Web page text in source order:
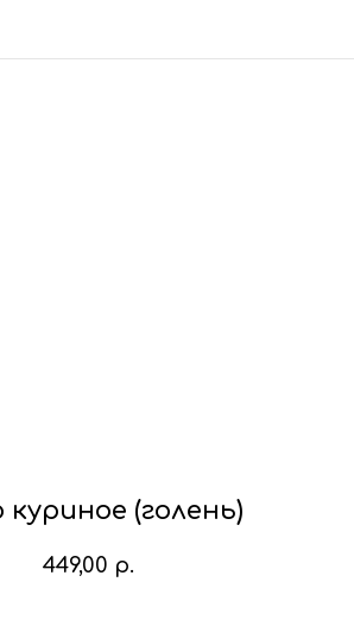
куриное (голень)
449,00 р.